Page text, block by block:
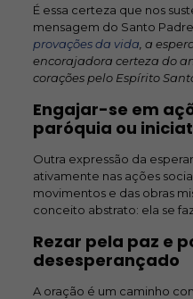
É essa certeza que nos
mensagem do Santo Padre
provações da vida a
encorajadora certeza do
corações pelo Espírito
Engajar-se em
paróquia ou
Outra expressão da
ativamente nas ações
movimentos e das obras
conceito abstrato: ela se
Rezar pela paz e
desesperançado
A oração é um caminho